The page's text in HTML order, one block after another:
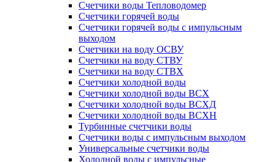
Счетчики воды Тепловодомер
Счетчики горячей воды
Счетчики горячей воды с импульсным
выходом
Счетчики на воду ОСВУ
Счетчики на воду СТВУ
Счетчики на воду СТВХ
Счетчики холодной воды
Счетчики холодной воды ВСХ
Счетчики холодной воды ВСХД
Счетчики холодной воды ВСХН
Турбинные счетчики воды
Счетчики воды с импульсным выходом
Универсальные счетчики воды
Холодной воды с импульсные